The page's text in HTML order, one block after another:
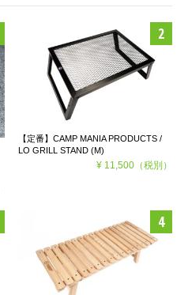
【定番】CAMP MANIA PRODUCTS /
LO GRILL STAND (M)
¥ 11,500（税別）